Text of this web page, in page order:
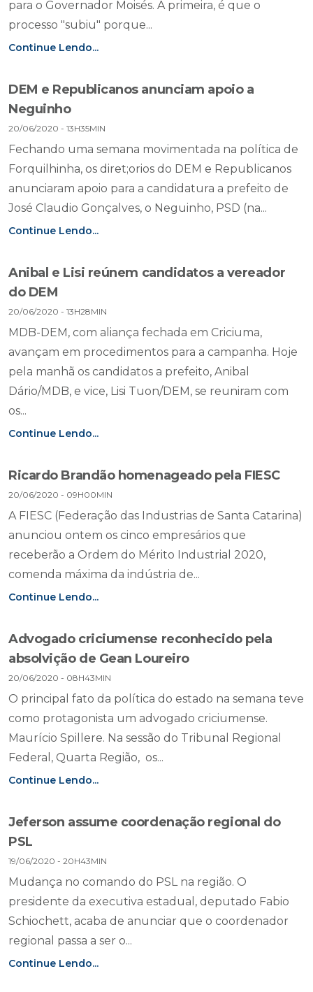
para o Governador Moisés. A primeira, é que o
processo "subiu" porque...
Continue Lendo...
DEM e Republicanos anunciam apoio a
Neguinho
20/06/2020 - 13H35MIN
Fechando uma semana movimentada na política de
Forquilhinha, os diret;orios do DEM e Republicanos
anunciaram apoio para a candidatura a prefeito de
José Claudio Gonçalves, o Neguinho, PSD (na...
Continue Lendo...
Anibal e Lisi reúnem candidatos a vereador
do DEM
20/06/2020 - 13H28MIN
MDB-DEM, com aliança fechada em Criciuma,
avançam em procedimentos para a campanha. Hoje
pela manhã os candidatos a prefeito, Anibal
Dário/MDB, e vice, Lisi Tuon/DEM, se reuniram com
os...
Continue Lendo...
Ricardo Brandão homenageado pela FIESC
20/06/2020 - 09H00MIN
A FIESC (Federação das Industrias de Santa Catarina)
anunciou ontem os cinco empresários que
receberão a Ordem do Mérito Industrial 2020,
comenda máxima da indústria de...
Continue Lendo...
Advogado criciumense reconhecido pela
absolvição de Gean Loureiro
20/06/2020 - 08H43MIN
O principal fato da política do estado na semana teve
como protagonista um advogado criciumense.
Maurício Spillere. Na sessão do Tribunal Regional
Federal, Quarta Região, os...
Continue Lendo...
Jeferson assume coordenação regional do
PSL
19/06/2020 - 20H43MIN
Mudança no comando do PSL na região. O
presidente da executiva estadual, deputado Fabio
Schiochett, acaba de anunciar que o coordenador
regional passa a ser o...
Continue Lendo...